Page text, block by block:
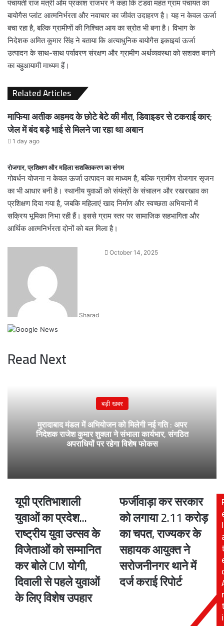
पंचायती राज मंत्री ओम प्रकाश राजभर ने कहा कि टंडवा महंत ग्राम पंचायत का
बायोगैस प्लांट आत्मनिर्भरता और नवाचार का जीवंत उदाहरण है। यह न केवल ऊर्जा
बचा रहा है, बल्कि ग्रामीणों की निश्चित आय का स्रोत भी बना है। विभाग के
निदेशक अमित कुमार सिंह ने बताया कि अत्याधुनिक बायोगैस इकाइयां ऊर्जा
उत्पादन के साथ-साथ पर्यावरण संरक्षण और ग्रामीण अर्थव्यवस्था को सशक्त बनाने
का बहुआयामी माध्यम हैं।
Related Articles
माफिया अतीक अहमद के छोटे बेटे की मौत, डिवाइडर से टकराई कार;
जेल में बंद बड़े भाई से मिलने जा रहा था अबान
1 day ago
रोजगार, प्रशिक्षण और महिला सशक्तिकरण का संगम
गोवर्धन योजना न केवल ऊर्जा उत्पादन का माध्यम है, बल्कि ग्रामीण रोजगार सृजन
का भी आधार बनी है। स्थानीय युवाओं को संयंत्रों के संचालन और रखरखाव का
प्रशिक्षण दिया गया है, जबकि महिलाएं खाद निर्माण और स्वच्छता अभियानों में
सक्रिय भूमिका निभा रही हैं। इससे ग्राम स्तर पर सामाजिक सहभागिता और
आर्थिक आत्मनिर्भरता दोनों को बल मिला है।
Sharad
SendOctober 14, 2025
Read Next
बड़ी खबर
मुरादाबाद मंडल में अभियोजन को मिलेगी नई गति : अपर
निदेशक राजेश कुमार शुक्ला ने संभाला कार्यभार, संगठित
अपराधियों पर रहेगा विशेष फोकस
यूपी
प्रतिभाशाली
युवाओं
का
प्रदेश...
राष्ट्रीय
युवा
उत्सव
के
विजेताओं
को
यूपी प्रतिभाशाली
युवाओं का प्रदेश...
राष्ट्रीय युवा उत्सव के
विजेताओं को सम्मानित
कर बोले CM योगी,
दिवाली से पहले युवाओं
के लिए विशेष उपहार
फर्जीवाड़ा
सरकार
को
लगाया
2.11
करोड़
का
चपत,
फर्जीवाड़ा कर सरकार
को लगाया 2.11 करोड़
का चपत, राज्यकर के
सहायक आयुक्त ने
सरोजनीनगर थाने में
दर्ज कराई रिपोर्ट
l
r
i